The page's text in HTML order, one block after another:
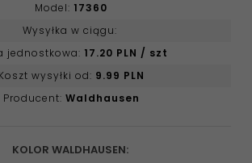
Model: 17360
Wysyłka w ciągu:
jednostkowa: 17.20 PLN / szt
Koszt wysyłki od: 9.99 PLN
Producent: Waldhausen
KOLOR WALDHAUSEN: